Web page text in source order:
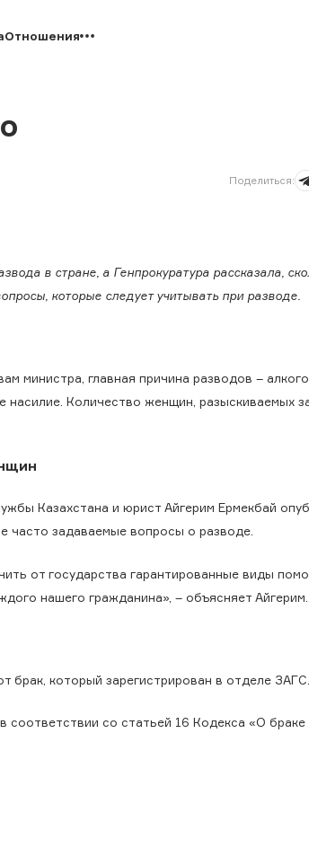
Отношения
Поделиться:
в стране, а Генпрокуратура рассказала,
которые следует учитывать при разводе.
министра, главная причина разводов –
Количество женщин, разыскиваемых
Казахстана и юрист Айгерим Ермекбай
часто задаваемые вопросы о разводе.
от государства гарантированные виды
нашего гражданина», – объясняет Айгерим.
брак, который зарегистрирован в отделе ЗАГС.
соответствии со статьей 16 Кодекса «О браке